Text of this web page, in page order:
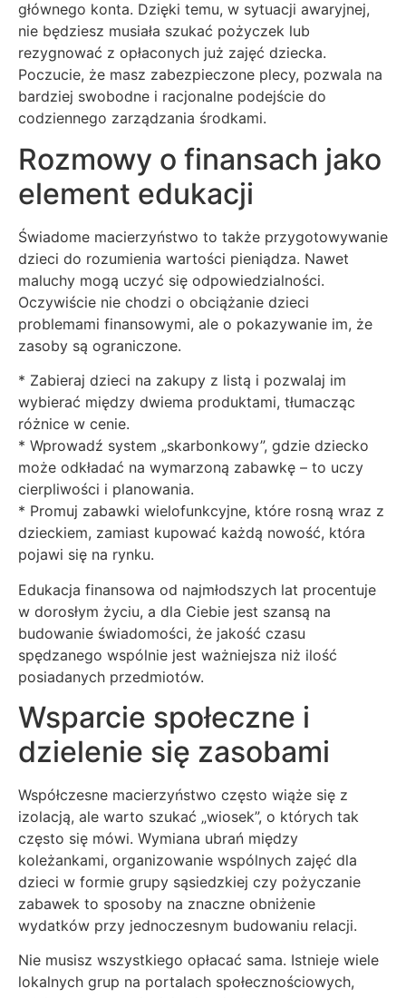
głównego konta. Dzięki temu, w sytuacji awaryjnej,
nie będziesz musiała szukać pożyczek lub
rezygnować z opłaconych już zajęć dziecka.
Poczucie, że masz zabezpieczone plecy, pozwala na
bardziej swobodne i racjonalne podejście do
codziennego zarządzania środkami.
Rozmowy o finansach jako
element edukacji
Świadome macierzyństwo to także przygotowywanie
dzieci do rozumienia wartości pieniądza. Nawet
maluchy mogą uczyć się odpowiedzialności.
Oczywiście nie chodzi o obciążanie dzieci
problemami finansowymi, ale o pokazywanie im, że
zasoby są ograniczone.
* Zabieraj dzieci na zakupy z listą i pozwalaj im
wybierać między dwiema produktami, tłumacząc
różnice w cenie.
* Wprowadź system „skarbonkowy”, gdzie dziecko
może odkładać na wymarzoną zabawkę – to uczy
cierpliwości i planowania.
* Promuj zabawki wielofunkcyjne, które rosną wraz z
dzieckiem, zamiast kupować każdą nowość, która
pojawi się na rynku.
Edukacja finansowa od najmłodszych lat procentuje
w dorosłym życiu, a dla Ciebie jest szansą na
budowanie świadomości, że jakość czasu
spędzanego wspólnie jest ważniejsza niż ilość
posiadanych przedmiotów.
Wsparcie społeczne i
dzielenie się zasobami
Współczesne macierzyństwo często wiąże się z
izolacją, ale warto szukać „wiosek”, o których tak
często się mówi. Wymiana ubrań między
koleżankami, organizowanie wspólnych zajęć dla
dzieci w formie grupy sąsiedzkiej czy pożyczanie
zabawek to sposoby na znaczne obniżenie
wydatków przy jednoczesnym budowaniu relacji.
Nie musisz wszystkiego opłacać sama. Istnieje wiele
lokalnych grup na portalach społecznościowych,